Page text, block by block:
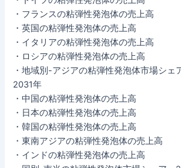
・フランスの粘弾性発泡体の売上高
・英国の粘弾性発泡体の売上高
・イタリアの粘弾性発泡体の売上高
・ロシアの粘弾性発泡体の売上高
・地域別-アジアの粘弾性発泡体市場シェ
2031年
・中国の粘弾性発泡体の売上高
・日本の粘弾性発泡体の売上高
・韓国の粘弾性発泡体の売上高
・東南アジアの粘弾性発泡体の売上高
・インドの粘弾性発泡体の売上高